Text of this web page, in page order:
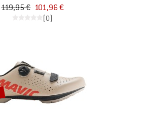
119,95 € 101,96 €
(0)